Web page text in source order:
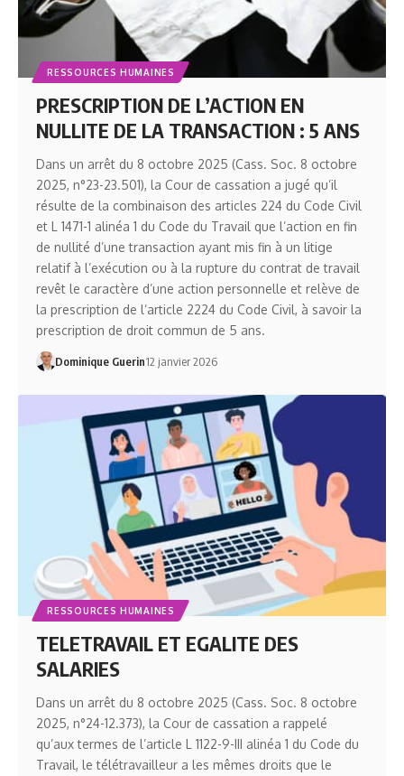
RESSOURCES HUMAINES
PRESCRIPTION DE L’ACTION EN
NULLITE DE LA TRANSACTION : 5 ANS
Dans un arrêt du 8 octobre 2025 (Cass. Soc. 8 octobre
2025, n°23-23.501), la Cour de cassation a jugé qu’il
résulte de la combinaison des articles 224 du Code Civil
et L 1471-1 alinéa 1 du Code du Travail que l’action en fin
de nullité d’une transaction ayant mis fin à un litige
relatif à l’exécution ou à la rupture du contrat de travail
revêt le caractère d’une action personnelle et relève de
la prescription de l’article 2224 du Code Civil, à savoir la
prescription de droit commun de 5 ans.
Dominique Guerin12 janvier 2026
RESSOURCES HUMAINES
TELETRAVAIL ET EGALITE DES
SALARIES
Dans un arrêt du 8 octobre 2025 (Cass. Soc. 8 octobre
2025, n°24-12.373), la Cour de cassation a rappelé
qu’aux termes de l’article L 1122-9-III alinéa 1 du Code du
Travail, le télétravailleur a les mêmes droits que le